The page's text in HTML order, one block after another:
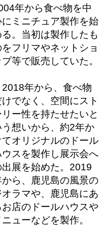
年から食べ物を中
にミニチュア製作を始
る。当初は製作したも
フリマやネットショ
プ等で販売していた。
年から、食べ物
けでなく、空間にスト
リー性を持たせたいと
う想いから、約2年か
てオリジナルのドール
ウスを製作し展示会へ
出展を始めた。2019
から、鹿児島の風景の
オラマや、鹿児島にあ
お店のドールハウスや
ニューなどを製作。